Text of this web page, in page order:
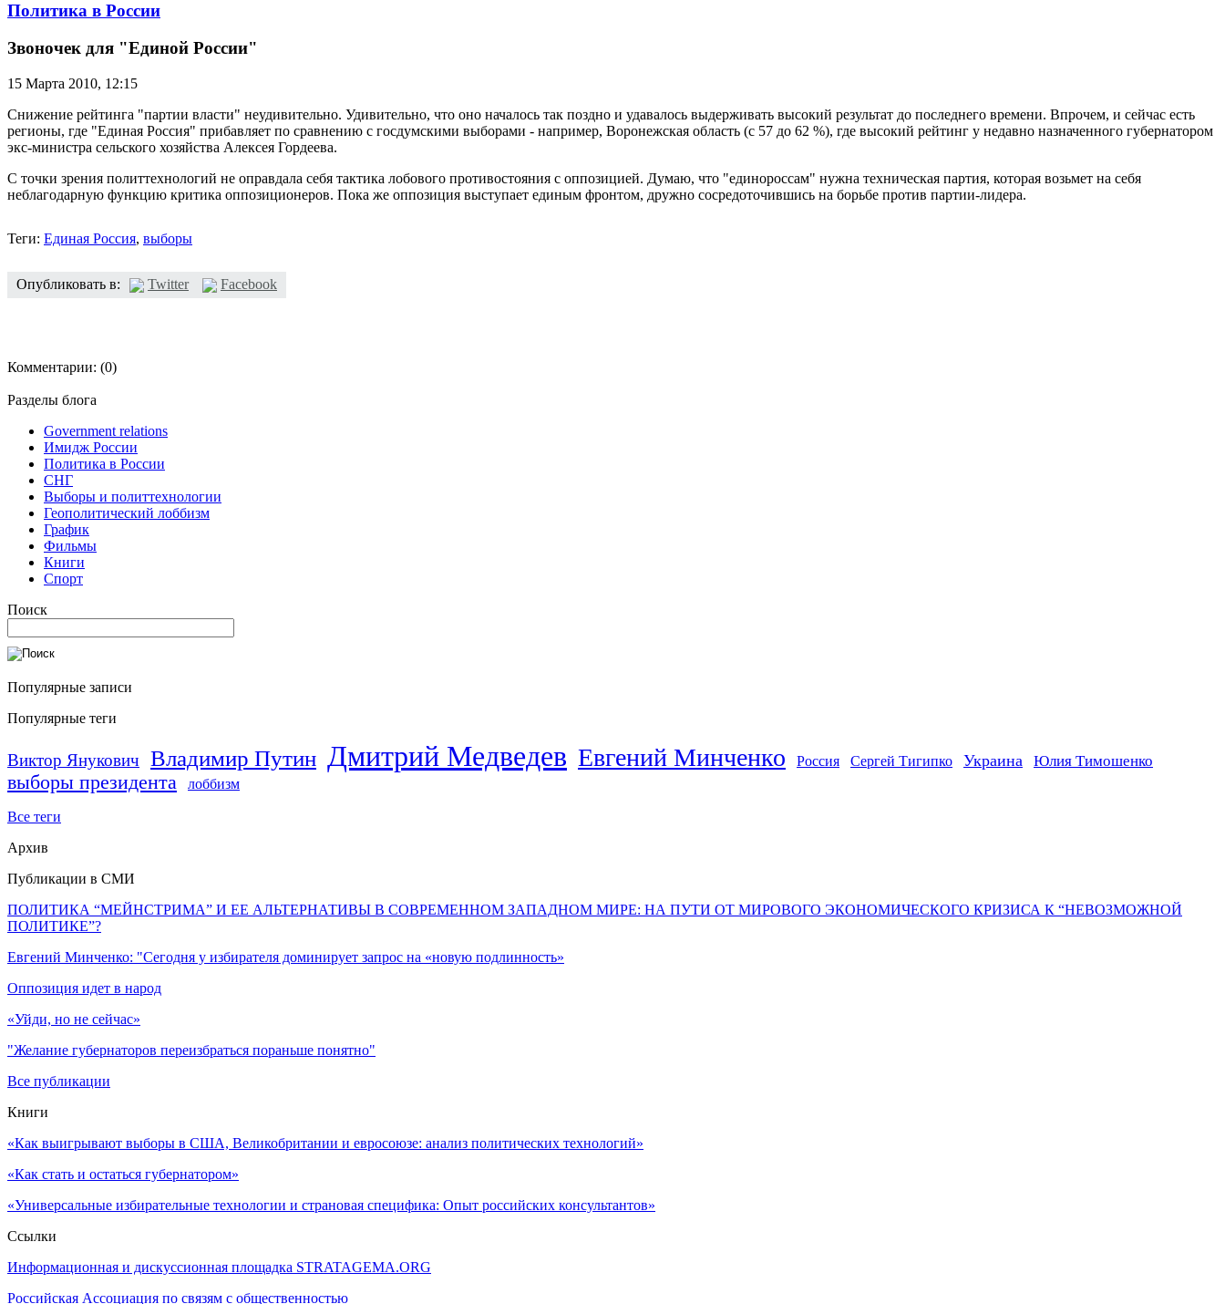
Политика в России
Звоночек для "Единой России"
15 Марта 2010, 12:15
Снижение рейтинга "партии власти" неудивительно. Удивительно, что оно началось так поздно и удавалось выдерживать высокий результат до последнего времени. Впрочем, и сейчас есть
регионы, где "Единая Россия" прибавляет по сравнению с госдумскими выборами - например, Воронежская область (c 57 до 62 %), где высокий рейтинг у недавно назначенного губернатором
экс-министра сельского хозяйства Алексея Гордеева.
С точки зрения политтехнологий не оправдала себя тактика лобового противостояния с оппозицией. Думаю, что "единороссам" нужна техническая партия, которая возьмет на себя
неблагодарную функцию критика оппозиционеров. Пока же оппозиция выступает единым фронтом, дружно сосредоточившись на борьбе против партии-лидера.
Теги: Единая Россия, выборы
Опубликовать в: Twitter Facebook
Комментарии: (0)
Разделы блога
Government relations
Имидж России
Политика в России
СНГ
Выборы и политтехнологии
Геополитический лоббизм
График
Фильмы
Книги
Спорт
Поиск
Популярные записи
Популярные теги
Виктор Янукович Владимир Путин Дмитрий Медведев Евгений Минченко Россия Сергей Тигипко Украина Юлия Тимошенко
выборы президента лоббизм
Все теги
Архив
Публикации в СМИ
ПОЛИТИКА “МЕЙНСТРИМА” И ЕЕ АЛЬТЕРНАТИВЫ В СОВРЕМЕННОМ ЗАПАДНОМ МИРЕ: НА ПУТИ ОТ МИРОВОГО ЭКОНОМИЧЕСКОГО КРИЗИСА К “НЕВОЗМОЖНОЙ
ПОЛИТИКЕ”?
Евгений Минченко: "Сегодня у избирателя доминирует запрос на «новую подлинность»
Оппозиция идет в народ
«Уйди, но не сейчас»
"Желание губернаторов переизбраться пораньше понятно"
Все публикации
Книги
«Как выигрывают выборы в США, Великобритании и евросоюзе: анализ политических технологий»
«Как стать и остаться губернатором»
«Универсальные избирательные технологии и страновая специфика: Опыт российских консультантов»
Ссылки
Информационная и дискуссионная площадка STRATAGEMA.ORG
Российская Ассоциация по связям с общественностью